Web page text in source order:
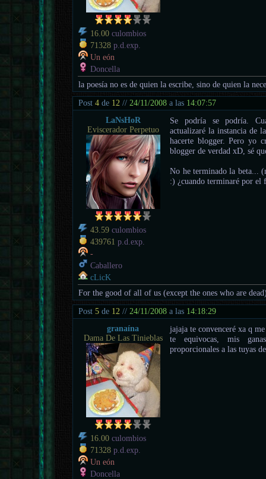
16.00 culombios
71328 p.d.exp.
Un eón
Doncella
la poesía no es de quien la escribe, sino de quien la
Post4 de 12 // 24/11/2008 a las 14:07:57
LaNsHoR
Eviscerador Perpetuo
43.59 culombios
439761 p.d.exp.
-
Caballero
cLicK
Se podría se podría.
actualizaré la instancia de
hacerte blogger. Pero yo
blogger de verdad xD, sé
No he terminado la beta...
:) ¿cuando terminaré por el
For the good of all of us (except the ones who are
Post5 de 12 // 24/11/2008 a las 14:18:29
granaína
Dama De Las Tinieblas
16.00 culombios
71328 p.d.exp.
Un eón
Doncella
jajaja te convenceré xa q
te equivocas, mis
proporcionales a las tuyas